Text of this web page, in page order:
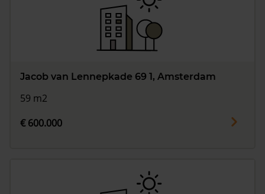
Jacob van Lennepkade 69 1, Amsterdam
59 m2
€ 600.000